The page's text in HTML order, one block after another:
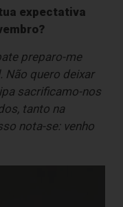
expectativa
preparo-me
Não quero deixar
sacrificamo-nos
tanto na
nota-se: venho